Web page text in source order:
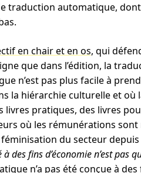
traduction automatique,
en chair et en os, qui
que dans l’édition, la
n’est pas plus facile à
la hiérarchie culturelle et où
pratiques, des livres
où les rémunérations
du secteur depuis
des fins d’économie n’est pas
n’a pas été conçue à